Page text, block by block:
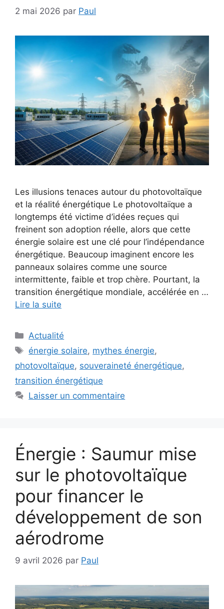
2 mai 2026 par Paul
Les illusions tenaces autour du photovoltaïque
et la réalité énergétique Le photovoltaïque a
longtemps été victime d’idées reçues qui
freinent son adoption réelle, alors que cette
énergie solaire est une clé pour l’indépendance
énergétique. Beaucoup imaginent encore les
panneaux solaires comme une source
intermittente, faible et trop chère. Pourtant, la
transition énergétique mondiale, accélérée en …
Lire la suite
Catégories
Actualité
Étiquettes
énergie solaire, mythes énergie,
photovoltaïque, souveraineté énergétique,
transition énergétique
Laisser un commentaire
Énergie : Saumur mise
sur le photovoltaïque
pour financer le
développement de son
aérodrome
9 avril 2026 par Paul